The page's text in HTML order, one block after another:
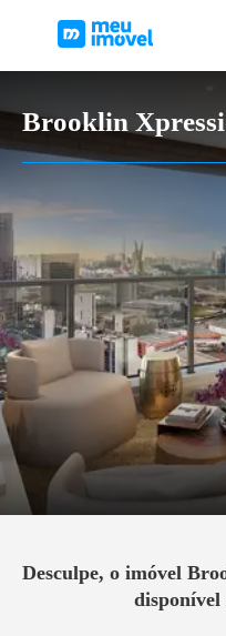
Brooklin
Desculpe, o imóvel
disponível